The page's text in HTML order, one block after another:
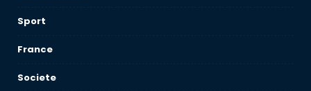
Sport
France
Societe